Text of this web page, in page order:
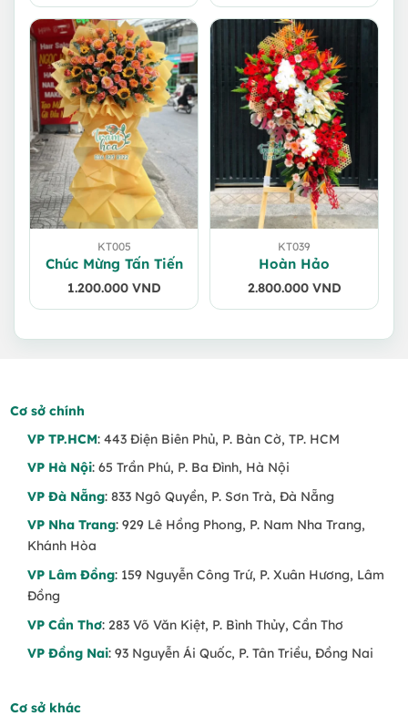
1.600.000 VND.
là:
1.500.000 VND.
KT005
Chúc Mừng Tấn Tiến
1.200.000 VND
KT039
Hoàn Hảo
2.800.000 VND
Cơ sở chính
VP TP.HCM: 443 Điện Biên Phủ, P. Bàn Cờ, TP. HCM
VP Hà Nội: 65 Trần Phú, P. Ba Đình, Hà Nội
VP Đà Nẵng: 833 Ngô Quyền, P. Sơn Trà, Đà Nẵng
VP Nha Trang: 929 Lê Hồng Phong, P. Nam Nha Trang,
Khánh Hòa
VP Lâm Đồng: 159 Nguyễn Công Trứ, P. Xuân Hương, Lâm
Đồng
VP Cần Thơ: 283 Võ Văn Kiệt, P. Bình Thủy, Cần Thơ
VP Đồng Nai: 93 Nguyễn Ái Quốc, P. Tân Triều, Đồng Nai
Cơ sở khác